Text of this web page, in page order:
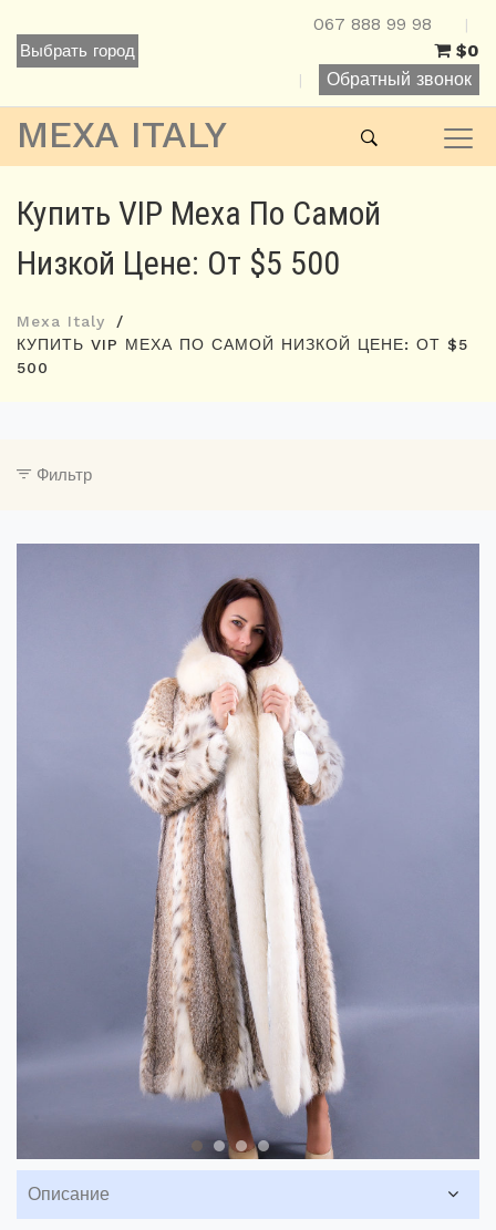
Выбрать город
067 888 99 98 |
$0
| Обратный звонок
MEXA ITALY
Купить VIP Меха По Самой
Низкой Цене: От $5 500
Mexa Italy
КУПИТЬ VIP МЕХА ПО САМОЙ НИЗКОЙ ЦЕНЕ: ОТ $5
500
Фильтр
Описание